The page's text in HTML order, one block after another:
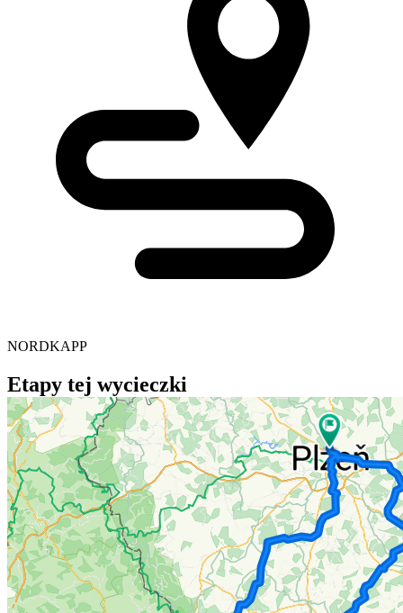
NORDKAPP
Etapy tej wycieczki